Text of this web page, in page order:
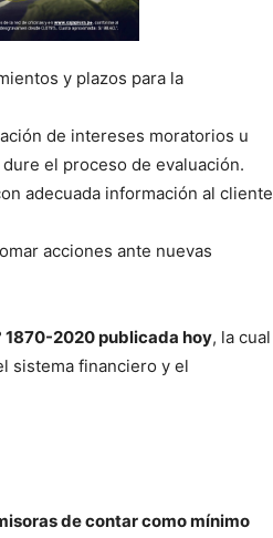
y plazos para la
de intereses moratorios u
el proceso de evaluación.
adecuada información al cliente
acciones ante nuevas
1870-2020 publicada hoy, la cual
sistema financiero y el
de contar como mínimo